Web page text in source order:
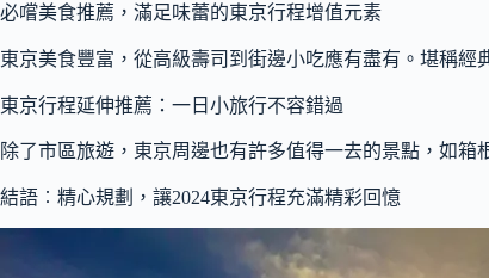
必嚐美食推薦，滿足味蕾的東京行程增值元素
東京美食豐富，從高級壽司到街邊小吃應有盡有。堪稱
東京行程延伸推薦：一日小旅行不容錯過
除了市區旅遊，東京周邊也有許多值得一去的景點，如
結語︰精心規劃，讓2024東京行程充滿精彩回憶